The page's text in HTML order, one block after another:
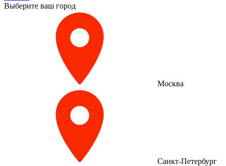
Выберите ваш город
Москва
Санкт-Петербург